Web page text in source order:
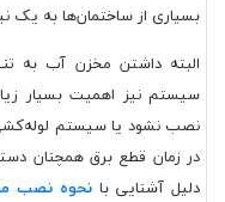
بسیاری از ساختمان‌ها به یک
البته داشتن مخزن آب به
سیستم نیز اهمیت بسیار
نصب نشود یا سیستم
در زمان قطع برق همچنان
دلیل آشنایی بانحوه نصب